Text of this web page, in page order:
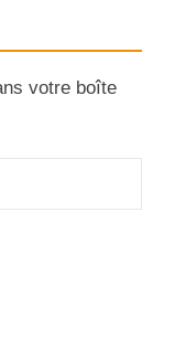
votre boîte